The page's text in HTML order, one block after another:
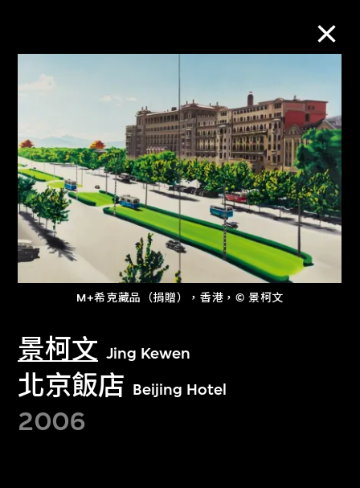
M+希克藏品（捐贈），香港，© 景柯文
景柯文 Jing Kewen
北京飯店 Beijing Hotel
2006
M+藏品
進一步篩選 搜索
關於M+藏品
探索世界頂級的二十及二十一世紀視覺